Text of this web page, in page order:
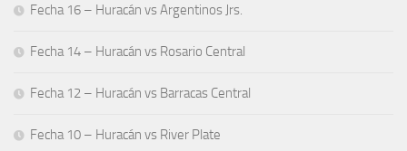
Fecha 16 – Huracán vs Argentinos Jrs.
Fecha 14 – Huracán vs Rosario Central
Fecha 12 – Huracán vs Barracas Central
Fecha 10 – Huracán vs River Plate